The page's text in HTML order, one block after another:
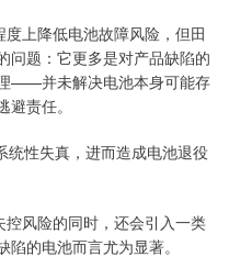
度上降低电池故障风险，但田
问题：它更多是对产品缺陷的
——并未解决电池本身可能存
责任。
统性失真，进而造成电池退役
控风险的同时，还会引入一类
的电池而言尤为显著。